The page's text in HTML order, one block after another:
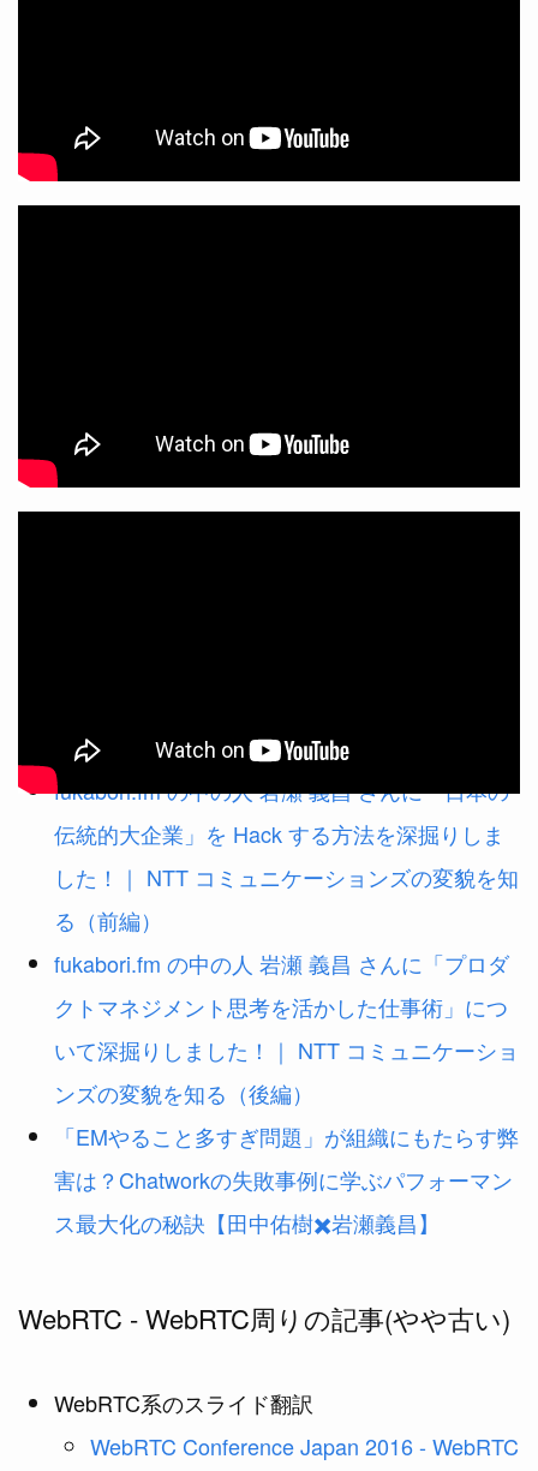
義」
fukabori.fm の中の人 岩瀬 義昌 さんに「日本の
伝統的大企業」を Hack する方法を深掘りしま
した！｜ NTT コミュニケーションズの変貌を知
る（前編）
fukabori.fm の中の人 岩瀬 義昌 さんに「プロダ
クトマネジメント思考を活かした仕事術」につ
いて深掘りしました！｜ NTT コミュニケーショ
ンズの変貌を知る（後編）
「EMやること多すぎ問題」が組織にもたらす弊
害は？Chatworkの失敗事例に学ぶパフォーマン
ス最大化の秘訣【田中佑樹✖️岩瀬義昌】
WebRTC - WebRTC周りの記事(やや古い)
WebRTC系のスライド翻訳
WebRTC Conference Japan 2016 - WebRTC